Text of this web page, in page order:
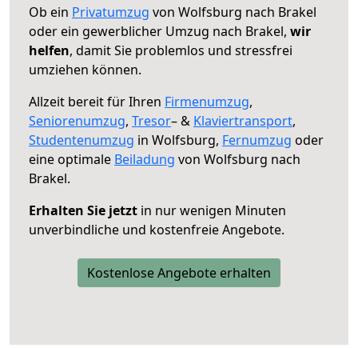
Ob ein Privatumzug von Wolfsburg nach Brakel
oder ein gewerblicher Umzug nach Brakel, wir
helfen, damit Sie problemlos und stressfrei
umziehen können.
Allzeit bereit für Ihren Firmenumzug,
Seniorenumzug, Tresor– & Klaviertransport,
Studentenumzug in Wolfsburg, Fernumzug oder
eine optimale Beiladung von Wolfsburg nach
Brakel.
Erhalten Sie jetzt in nur wenigen Minuten
unverbindliche und kostenfreie Angebote.
Kostenlose Angebote erhalten